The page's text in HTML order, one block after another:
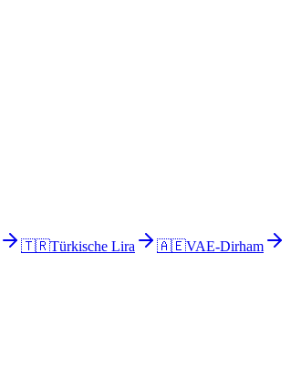
🇹🇷Türkische Lira 🇦🇪VAE-Dirham